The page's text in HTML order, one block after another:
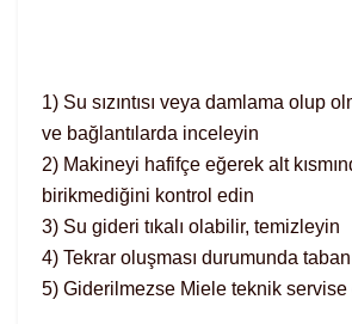
1) Su sızıntısı veya damlama olup
ve bağlantılarda inceleyin
2) Makineyi hafifçe eğerek alt
birikmediğini kontrol edin
3) Su gideri tıkalı olabilir, temizleyin
4) Tekrar oluşması durumunda
5) Giderilmezse Miele teknik servise